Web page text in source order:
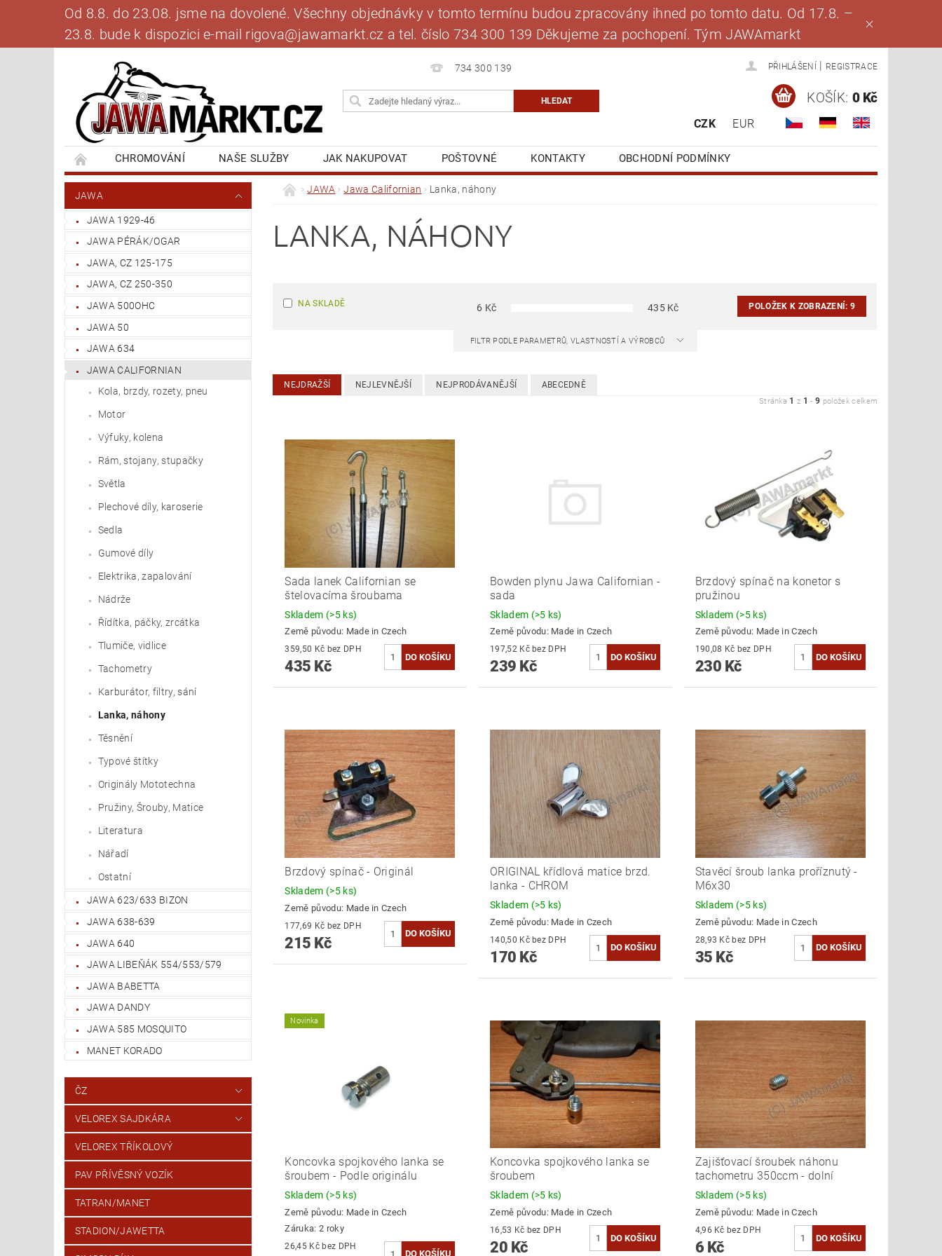
Od 8.8. do 23.08. jsme na dovolené. Všechny objednávky v tomto termínu budou zpracovány ihned po tomto datu. Od 17.8. –
23.8. bude k dispozici e-mail rigova@jawamarkt.cz a tel. číslo 734 300 139 Děkujeme za pochopení. Tým JAWAmarkt
734 300 139 PŘIHLÁŠENÍ REGISTRACE
CZK EUR
KOŠÍK: 0 Kč
CHROMOVÁNÍ NAŠE SLUŽBY JAK NAKUPOVAT POŠTOVNÉ KONTAKTY
OBCHODNÍ PODMÍNKY
BANKOVNÍ SPOJENÍ
NAPIŠTE NÁM BLOG MOJE OBJEDNÁVKA
JAWA
JAWA 1929-46
JAWA PÉRÁK/OGAR
JAWA, CZ 125-175
JAWA, CZ 250-350
JAWA 500OHC
JAWA 50
JAWA 634
JAWA CALIFORNIAN
Kola, brzdy, rozety, pneu
Motor
Výfuky, kolena
Rám, stojany, stupačky
Světla
Plechové díly, karoserie
Sedla
Gumové díly
Elektrika, zapalování
Nádrže
Řídítka, páčky, zrcátka
Tlumiče, vidlice
Tachometry
Karburátor, filtry, sání
Lanka, náhony
Těsnění
Typové štítky
Originály Mototechna
Pružiny, Šrouby, Matice
Literatura
Nářadí
Ostatní
JAWA 623/633 BIZON
JAWA 638-639
JAWA 640
JAWA LIBEŇÁK 554/553/579
JAWA BABETTA
JAWA DANDY
JAWA 585 MOSQUITO
MANET KORADO
ČZ
VELOREX SAJDKÁRA
VELOREX TŘÍKOLOVÝ
PAV PŘÍVĚSNÝ VOZÍK
TATRAN/MANET
STADION/JAWETTA
JAWA Jawa Californian Lanka, náhony
LANKA, NÁHONY
NA SKLADĚ 6 Kč 435Kč POLOŽEK K ZOBRAZENÍ:9
FILTR PODLE PARAMETRŮ, VLASTNOSTÍ A VÝROBCŮ
NEJDRAŽŠÍ NEJLEVNĚJŠÍ NEJPRODÁVANĚJŠÍ ABECEDNĚ
Stránka 1 z 1 -9 položek celkem
Sada lanek Californian se
štelovacíma šroubama
Skladem (>5 ks)
Země původu: Made in Czech
359,50 Kč bez DPH
435 Kč
Bowden plynu Jawa Californian -
sada
Skladem (>5 ks)
Země původu: Made in Czech
197,52 Kč bez DPH
239 Kč
Brzdový spínač na konetor s
pružinou
Skladem (>5 ks)
Země původu: Made in Czech
190,08 Kč bez DPH
230 Kč
Brzdový spínač - Originál
Skladem (>5 ks)
Země původu: Made in Czech
177,69 Kč bez DPH
215 Kč
ORIGINAL křídlová matice brzd.
lanka - CHROM
Skladem (>5 ks)
Země původu: Made in Czech
140,50 Kč bez DPH
170 Kč
Stavěcí šroub lanka proříznutý -
M6x30
Skladem (>5 ks)
Země původu: Made in Czech
28,93 Kč bez DPH
35 Kč
Novinka
Koncovka spojkového lanka se
šroubem - Podle originálu
Skladem (>5 ks)
Země původu: Made in Czech
Záruka: 2 roky
26,45 Kč bez DPH
Koncovka spojkového lanka se
šroubem
Skladem (>5 ks)
Země původu: Made in Czech
16,53 Kč bez DPH
20 Kč
Zajišťovací šroubek náhonu
tachometru 350ccm - dolní
Skladem (>5 ks)
Země původu: Made in Czech
4,96 Kč bez DPH
6 Kč